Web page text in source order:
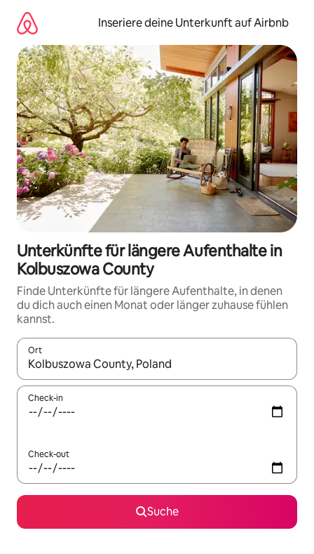
Inhalten
springen
Inseriere deine Unterkunft auf Airbnb
Unterkünfte für längere Aufenthalte in
Kolbuszowa County
Finde Unterkünfte für längere Aufenthalte, in denen
du dich auch einen Monat oder länger zuhause fühlen
kannst.
Ort
Wenn Ergebnisse verfügbar sind, navigiere mit den
Check-in
Check-out
Suche